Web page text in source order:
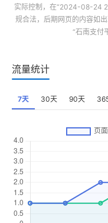
实际控制，在“2024-08-24
规合法，后期网页的内容如
“石南支付
流量统计
7天 30天 90天